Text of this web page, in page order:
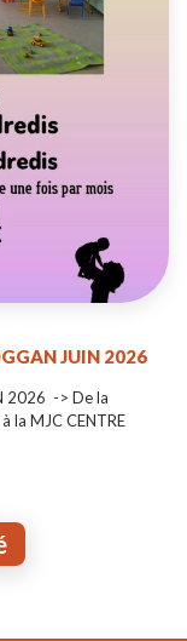
JUIN 2026
2026 -> De la
la MJC CENTRE